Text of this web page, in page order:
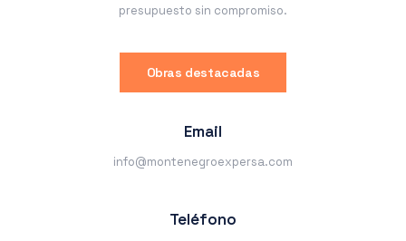
presupuesto sin compromiso.
Obras destacadas
Email
info@montenegroexpersa.com
Teléfono